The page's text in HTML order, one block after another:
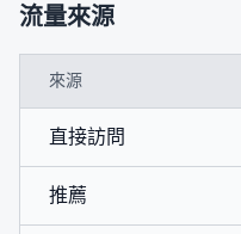
流量來源
來源
直接訪問
推薦